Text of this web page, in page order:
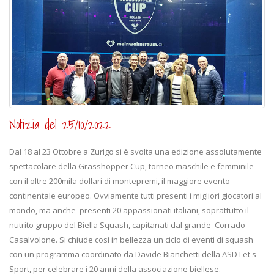
Notizia del 25/10/2022
Dal 18 al 23 Ottobre a Zurigo si è svolta una edizione assolutamente
spettacolare della Grasshopper Cup, torneo maschile e femminile
con il oltre 200mila dollari di montepremi, il maggiore evento
continentale europeo. Ovviamente tutti presenti i migliori giocatori al
mondo, ma anche presenti 20 appassionati italiani, soprattutto il
nutrito gruppo del Biella Squash, capitanati dal grande Corrado
Casalvolone. Si chiude così in bellezza un ciclo di eventi di squash
con un programma coordinato da Davide Bianchetti della ASD Let's
Sport, per celebrare i 20 anni della associazione biellese.